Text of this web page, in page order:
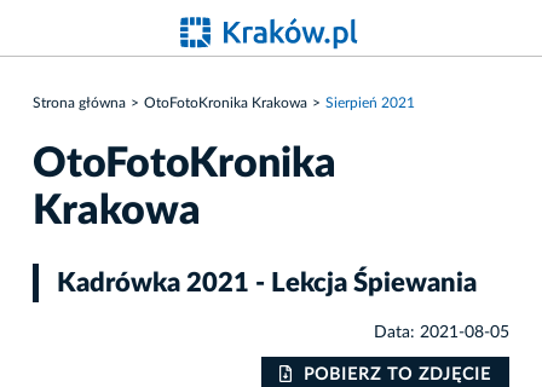
Strona główna OtoFotoKronika Krakowa Sierpień 2021
OtoFotoKronika
Krakowa
Kadrówka 2021 - Lekcja Śpiewania
Data: 2021-08-05
POBIERZ TO ZDJĘCIE